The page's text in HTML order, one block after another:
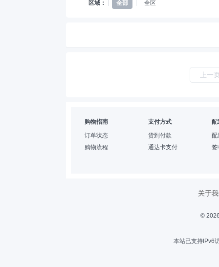
区域： 全部 全区
上一
购物指南
订单状态
购物流程
支付方式
货到付款
通达卡支付
配
配
签
关于
©
本站已支持IPv6